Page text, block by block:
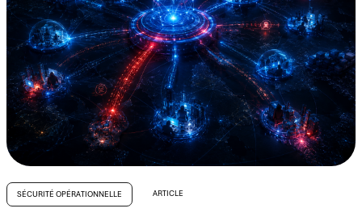
SÉCURITÉ OPÉRATIONNELLE ARTICLE